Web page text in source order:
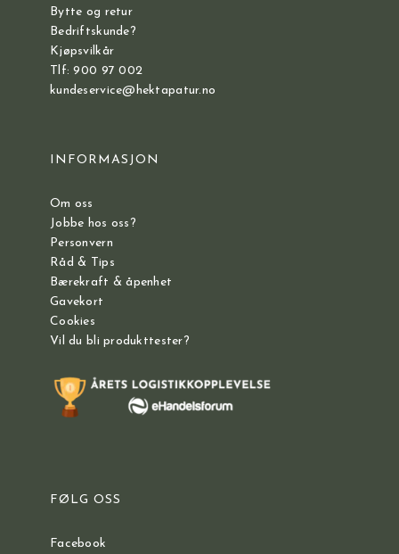
Bytte og retur
Bedriftskunde?
Kjøpsvilkår
Tlf: 900 97 002
kundeservice@hektapatur.no
INFORMASJON
Om oss
Jobbe hos oss?
Personvern
Råd & Tips
Bærekraft & åpenhet
Gavekort
Cookies
Vil du bli produkttester?
FØLG OSS
Facebook